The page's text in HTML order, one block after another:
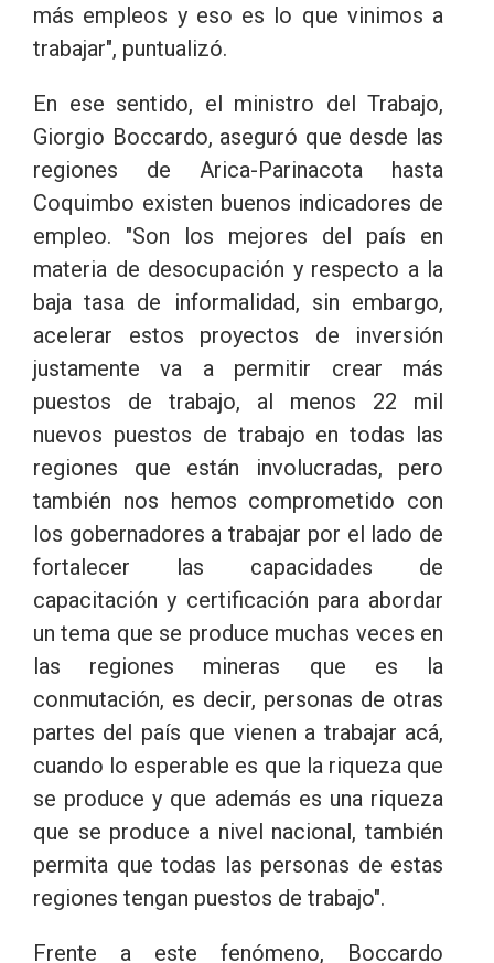
más empleos y eso es lo que vinimos a
trabajar", puntualizó.
En ese sentido, el ministro del Trabajo,
Giorgio Boccardo, aseguró que desde las
regiones de Arica-Parinacota hasta
Coquimbo existen buenos indicadores de
empleo. "Son los mejores del país en
materia de desocupación y respecto a la
baja tasa de informalidad, sin embargo,
acelerar estos proyectos de inversión
justamente va a permitir crear más
puestos de trabajo, al menos 22 mil
nuevos puestos de trabajo en todas las
regiones que están involucradas, pero
también nos hemos comprometido con
los gobernadores a trabajar por el lado de
fortalecer las capacidades de
capacitación y certificación para abordar
un tema que se produce muchas veces en
las regiones mineras que es la
conmutación, es decir, personas de otras
partes del país que vienen a trabajar acá,
cuando lo esperable es que la riqueza que
se produce y que además es una riqueza
que se produce a nivel nacional, también
permita que todas las personas de estas
regiones tengan puestos de trabajo".
Frente a este fenómeno, Boccardo